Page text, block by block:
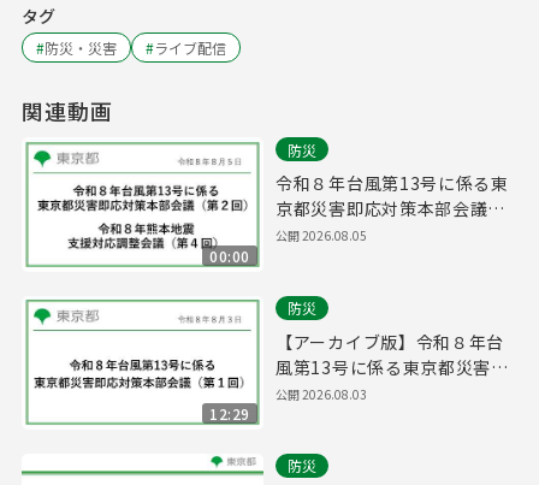
タグ
#防災・災害 #ライブ配信
関連動画
00:00
防災
令和８年台風第13号に係る東
京都災害即応対策本部会議
（第２回）/ 令和８年熊本地震
公開2026.08.05
12:29
防災
【アーカイブ版】令和８年台
風第13号に係る東京都災害即
応対策本部会議（第１回）(令
公開2026.08.03
防災